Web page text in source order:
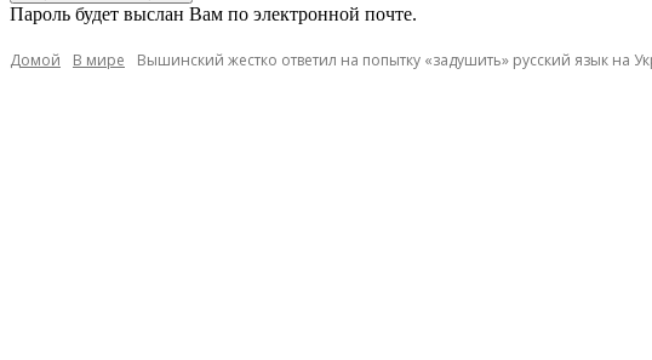
Пароль будет выслан Вам по электронной почте.
Домой В мире Вышинский жестко ответил на попытку «задушить» русский язык на